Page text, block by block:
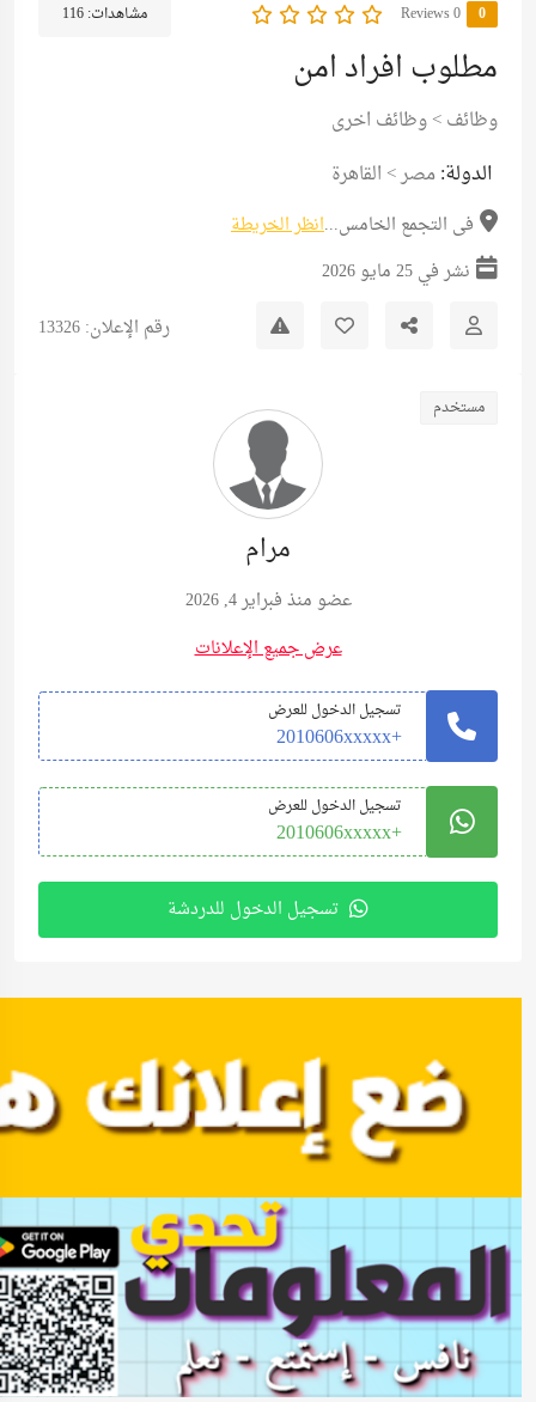
0
0 Reviews مشاهدات:116
مطلوب افراد امن
وظائف>وظائف اخرى
الدولة: مصر> القاهرة
فى التجمع الخامس...انظر الخريطة
نشر في 25 مايو 2026
رقم الإعلان: 13326
مستخدم
مرام
عضو منذ فبراير 4, 2026
عرض جميع الإعلانات
تسجيل الدخول للعرض
+2010606xxxxx
تسجيل الدخول للعرض
+2010606xxxxx
تسجيل الدخول للدردشة